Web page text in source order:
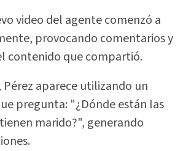
video del agente comenzó a
provocando comentarios y
contenido que compartió.
Pérez aparece utilizando un
pregunta: "¿Dónde están las
marido?", generando